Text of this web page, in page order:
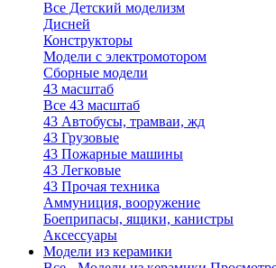
Все Детский моделизм
Дисней
Конструкторы
Модели с электромотором
Сборные модели
43 масштаб
Все 43 масштаб
43 Автобусы, трамваи, жд
43 Грузовые
43 Пожарные машины
43 Легковые
43 Прочая техника
Аммуниция, вооружение
Боеприпасы, ящики, канистры
Аксессуары
Модели из керамики